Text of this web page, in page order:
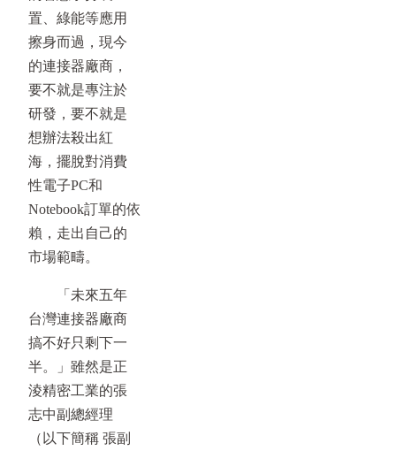
置、綠能等應用
擦身而過，現今
的連接器廠商，
要不就是專注於
研發，要不就是
想辦法殺出紅
海，擺脫對消費
性電子PC和
Notebook訂單的依
賴，走出自己的
市場範疇。
「未來五年
台灣連接器廠商
搞不好只剩下一
半。」雖然是正
淩精密工業的張
志中副總經理
（以下簡稱 張副